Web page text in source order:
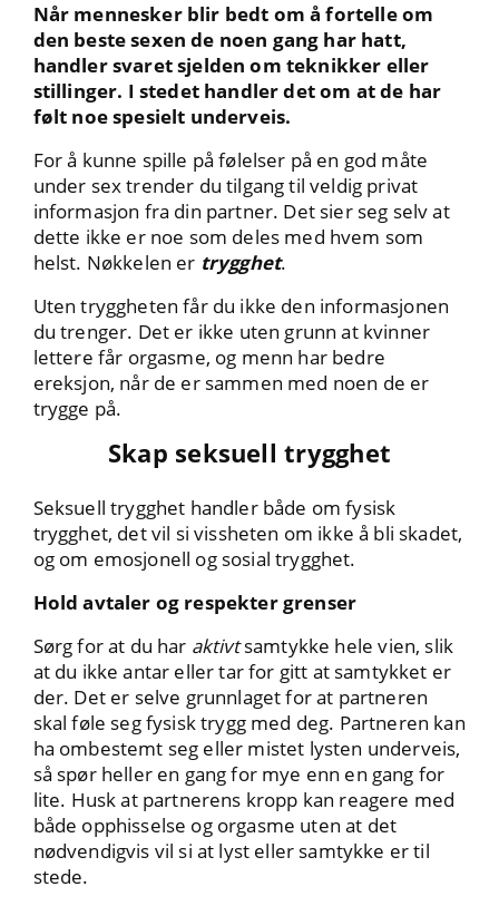
Når mennesker blir bedt om å fortelle om
den beste sexen de noen gang har hatt,
handler svaret sjelden om teknikker eller
stillinger. I stedet handler det om at de har
følt noe spesielt underveis.
For å kunne spille på følelser på en god måte
under sex trender du tilgang til veldig privat
informasjon fra din partner. Det sier seg selv at
dette ikke er noe som deles med hvem som
helst. Nøkkelen er trygghet.
Uten tryggheten får du ikke den informasjonen
du trenger. Det er ikke uten grunn at kvinner
lettere får orgasme, og menn har bedre
ereksjon, når de er sammen med noen de er
trygge på.
Skap seksuell trygghet
Seksuell trygghet handler både om fysisk
trygghet, det vil si vissheten om ikke å bli skadet,
og om emosjonell og sosial trygghet.
Hold avtaler og respekter grenser
Sørg for at du har aktivtsamtykke hele vien, slik
at du ikke antar eller tar for gitt at samtykket er
der. Det er selve grunnlaget for at partneren
skal føle seg fysisk trygg med deg. Partneren kan
ha ombestemt seg eller mistet lysten underveis,
så spør heller en gang for mye enn en gang for
lite. Husk at partnerens kropp kan reagere med
både opphisselse og orgasme uten at det
nødvendigvis vil si at lyst eller samtykke er til
stede.